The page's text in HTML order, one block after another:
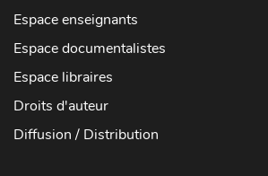
Espace enseignants
Espace documentalistes
Espace libraires
Droits d'auteur
Diffusion / Distribution